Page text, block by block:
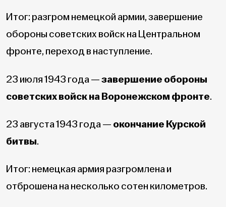
Итог: разгром немецкой армии, завершение
обороны советских войск на Центральном
фронте, переход в наступление.
23 июля 1943 года —завершение обороны
советских войск на Воронежском фронте.
23 августа 1943 года — окончание Курской
битвы.
Итог: немецкая армия разгромлена и
отброшена на несколько сотен километров.